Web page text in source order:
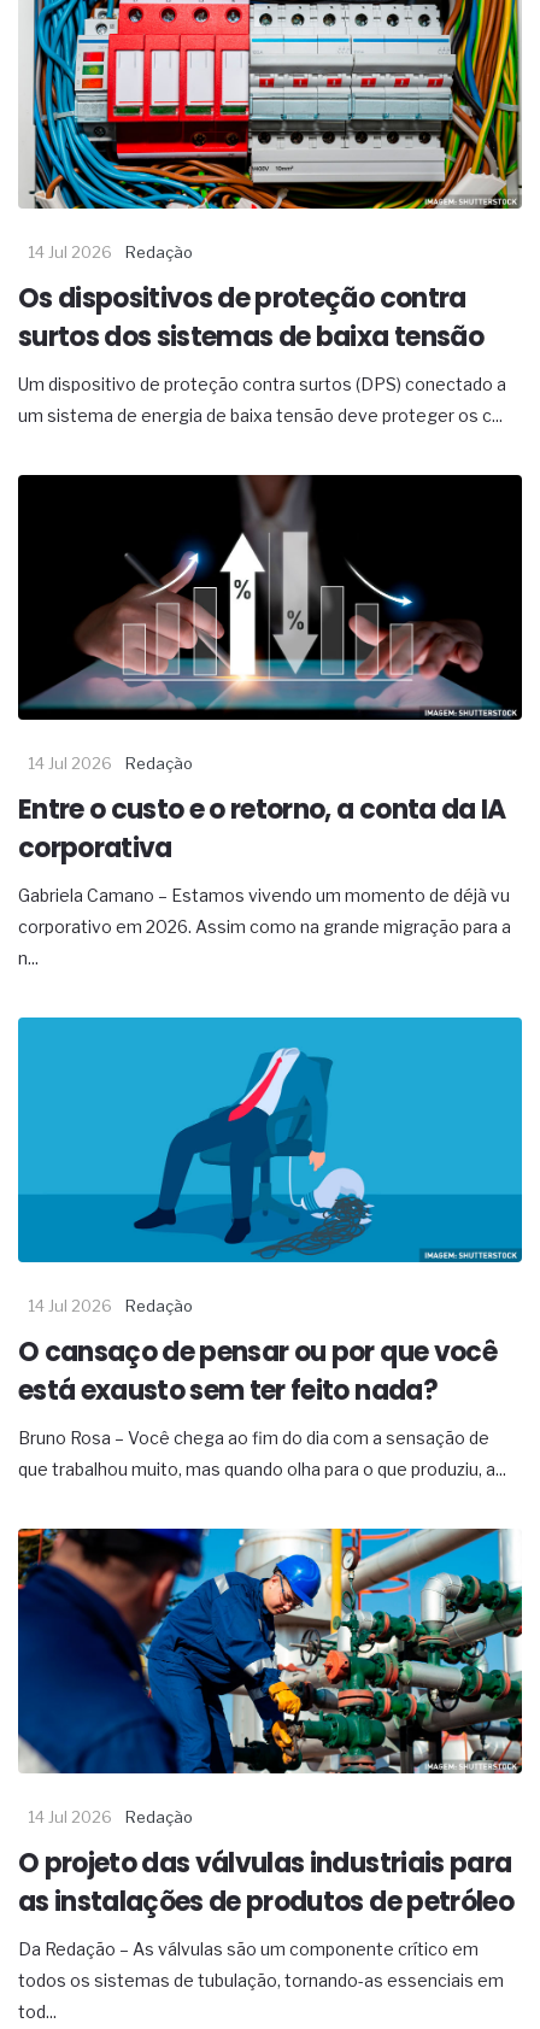
14 Jul 2026 Redação
Os dispositivos de proteção contra
surtos dos sistemas de baixa tensão
Um dispositivo de proteção contra surtos (DPS) conectado a
um sistema de energia de baixa tensão deve proteger os c...
14 Jul 2026 Redação
Entre o custo e o retorno, a conta da IA
corporativa
Gabriela Camano – Estamos vivendo um momento de déjà vu
corporativo em 2026. Assim como na grande migração para a
n...
14 Jul 2026 Redação
O cansaço de pensar ou por que você
está exausto sem ter feito nada?
Bruno Rosa – Você chega ao fim do dia com a sensação de
que trabalhou muito, mas quando olha para o que produziu, a...
14 Jul 2026 Redação
O projeto das válvulas industriais para
as instalações de produtos de petróleo
Da Redação – As válvulas são um componente crítico em
todos os sistemas de tubulação, tornando-as essenciais em
tod...